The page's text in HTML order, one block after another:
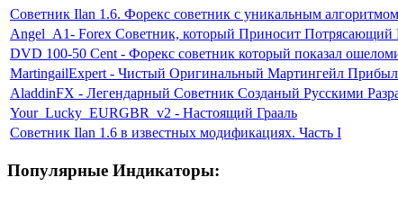
Советник Ilan 1.6. Форекс советник с уникальным
Angel_A1- Forex Советник, который Приносит Потрясающий
DVD 100-50 Cent - Форекс советник который показал
MartingailExpert - Чистый Оригинальный Мартингейл
AladdinFX - Легендарный Советник Созданый Русскими
Your_Lucky_EURGBR_v2 - Настоящий Грааль
Советник Ilan 1.6 в известных модификациях. Часть I
Популярные Индикаторы: